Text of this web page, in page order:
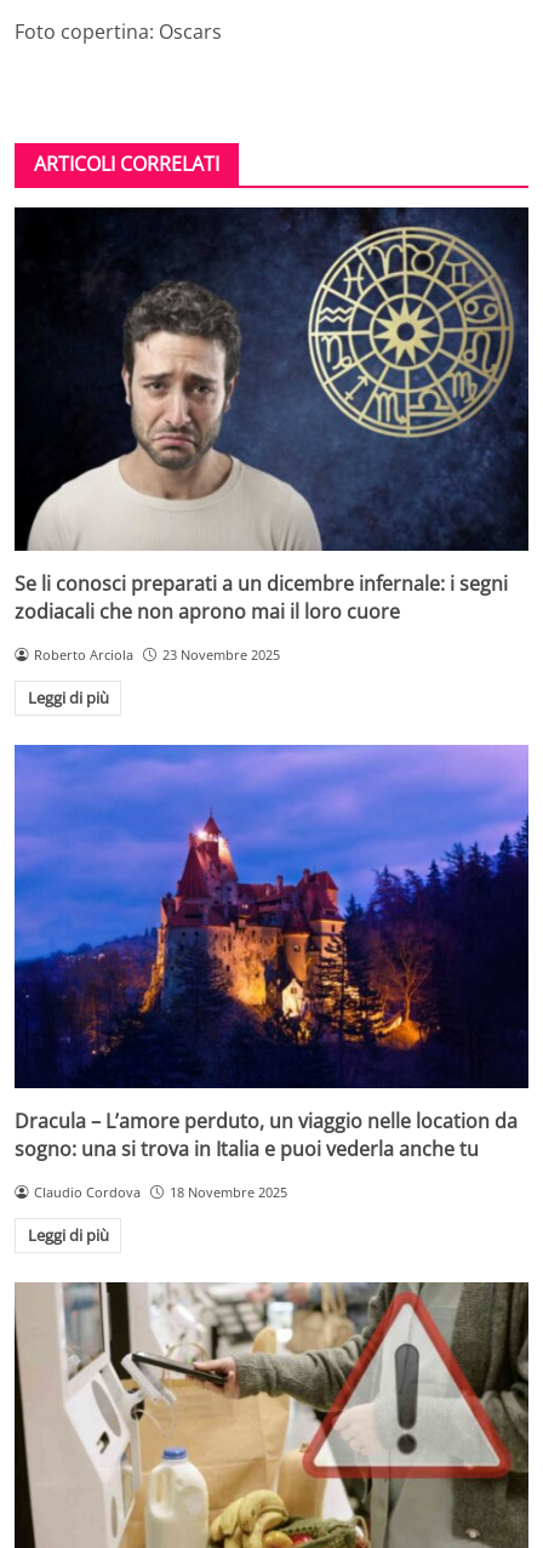
Foto copertina: Oscars
ARTICOLI CORRELATI
Se li conosci preparati a un dicembre infernale: i segni
zodiacali che non aprono mai il loro cuore
Roberto Arciola 23 Novembre 2025
Leggi di più
Dracula – L’amore perduto, un viaggio nelle location da
sogno: una si trova in Italia e puoi vederla anche tu
Claudio Cordova 18 Novembre 2025
Leggi di più